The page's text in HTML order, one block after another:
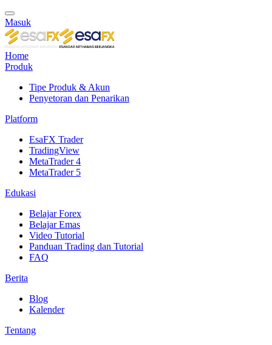
Masuk
Home
Produk
Tipe Produk & Akun
Penyetoran dan Penarikan
Platform
EsaFX Trader
TradingView
MetaTrader 4
MetaTrader 5
Edukasi
Belajar Forex
Belajar Emas
Video Tutorial
Panduan Trading dan Tutorial
FAQ
Berita
Blog
Kalender
Tentang